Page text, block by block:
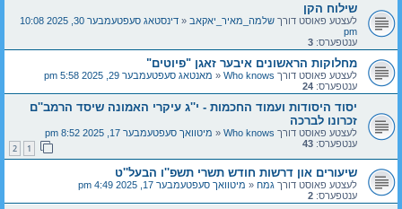
שילוח הקן
לעצטע פאוסט דורך שלמה_מאיר_יאקאב «
דינסטאג סעפטעמבער 30, 2025 10:08
pm
ענטפערס: 3
מחלוקות הראשונים איבער זאגן "פיוטים"
לעצטע פאוסט דורך Who knows
« מאנטאג סעפטעמבער 29, 2025 5:58 pm
ענטפערס: 24
יסוד היסודות ועמוד החכמות - י''ג עיקרי האמונה שיסד הרמב''ם
זכרונו לברכה
לעצטע פאוסט דורך Who knows
« מיטוואך סעפטעמבער 17, 2025 8:52 pm
ענטפערס: 43
1
2
שיעורים און דרשות חודש תשרי תשפ''ו הבעל''ט
לעצטע פאוסט דורך גמח « מיטוואך סעפטעמבער 17, 2025 4:49 pm
ענטפערס: 2